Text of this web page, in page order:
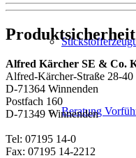
Beratung
Produktsicherheit
Alfred Kärcher SE & Co.
Alfred-Kärcher-Straße 28-40
D-71364 Winnenden
Postfach 160
D-71349 Winnenden
Tel: 07195 14-0
Fax: 07195 14-2212